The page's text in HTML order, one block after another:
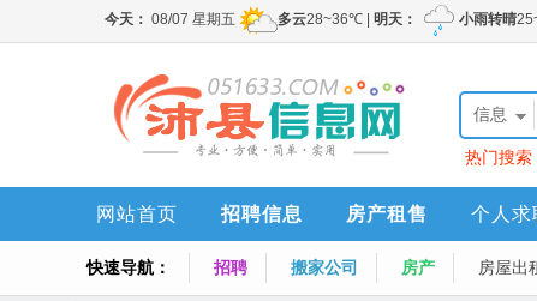
信息
热门搜索
网站首页 招聘信息 房产租售 个人求
快速导航： 招聘 搬家公司 房产 房屋出